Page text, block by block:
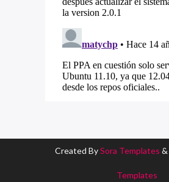
Created BySora Templates &
Templates